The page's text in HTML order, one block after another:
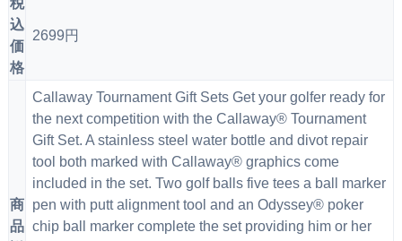
税
込
価
格
2699円
商
品
Callaway Tournament Gift Sets Get your golfer ready for
the next competition with the Callaway® Tournament
Gift Set. A stainless steel water bottle and divot repair
tool both marked with Callaway® graphics come
included in the set. Two golf balls five tees a ball marker
pen with putt alignment tool and an Odyssey® poker
chip ball marker complete the set providing him or her